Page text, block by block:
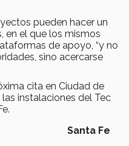
pueden hacer un
en el que los mismos
de apoyo, “y no
sino acercarse
cita en Ciudad de
instalaciones del Tec
Santa Fe